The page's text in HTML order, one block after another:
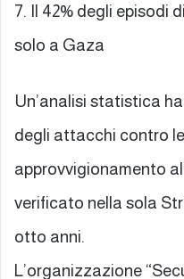
7. Il 42% degli episodi
solo a Gaza
Un’analisi statistica
degli attacchi contro
approvvigionamento
verificato nella sola
otto anni.
L’organizzazione